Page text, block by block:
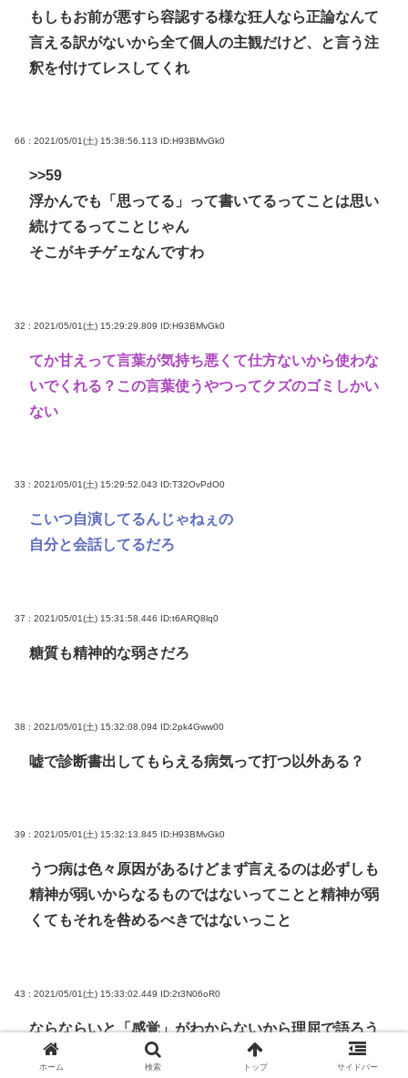
もしもお前が悪すら容認する様な狂人なら正論なんて
言える訳がないから全て個人の主観だけど、と言う注
釈を付けてレスしてくれ
66 : 2021/05/01(土) 15:38:56.113 ID:H93BMvGk0
>>59
浮かんでも「思ってる」って書いてるってことは思い
続けてるってことじゃん
そこがキチゲェなんですわ
32 : 2021/05/01(土) 15:29:29.809 ID:H93BMvGk0
てか甘えって言葉が気持ち悪くて仕方ないから使わな
いでくれる？この言葉使うやつってクズのゴミしかい
ない
33 : 2021/05/01(土) 15:29:52.043 ID:T32OvPdO0
こいつ自演してるんじゃねぇの
自分と会話してるだろ
37 : 2021/05/01(土) 15:31:58.446 ID:t6ARQ8lq0
糖質も精神的な弱さだろ
38 : 2021/05/01(土) 15:32:08.094 ID:2pk4Gww00
嘘で診断書出してもらえる病気って打つ以外ある？
39 : 2021/05/01(土) 15:32:13.845 ID:H93BMvGk0
うつ病は色々原因があるけどまず言えるのは必ずしも
精神が弱いからなるものではないってことと精神が弱
くてもそれを咎めるべきではないっこと
43 : 2021/05/01(土) 15:33:02.449 ID:2t3N06oR0
ならならいと「感覚」がわからないから理屈で語ろう
とするのも仕方ないね
ホーム 検索 トップ サイドバー